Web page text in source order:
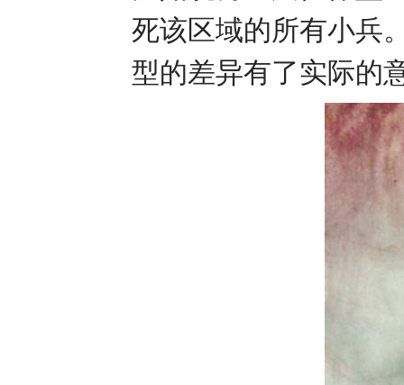
死该区域的所有小兵
型的差异有了实际的